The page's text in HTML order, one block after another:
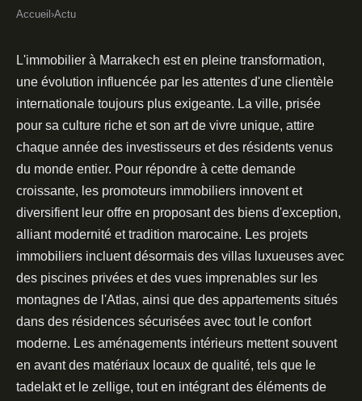
Accueil ›Actu
L'immobilier à Marrakech est en pleine transformation,
une évolution influencée par les attentes d'une clientèle
internationale toujours plus exigeante. La ville, prisée
pour sa culture riche et son art de vivre unique, attire
chaque année des investisseurs et des résidents venus
du monde entier. Pour répondre à cette demande
croissante, les promoteurs immobiliers innovent et
diversifient leur offre en proposant des biens d'exception,
alliant modernité et tradition marocaine. Les projets
immobiliers incluent désormais des villas luxueuses avec
des piscines privées et des vues imprenables sur les
montagnes de l'Atlas, ainsi que des appartements situés
dans des résidences sécurisées avec tout le confort
moderne. Les aménagements intérieurs mettent souvent
en avant des matériaux locaux de qualité, tels que le
tadelakt et le zellige, tout en intégrant des éléments de